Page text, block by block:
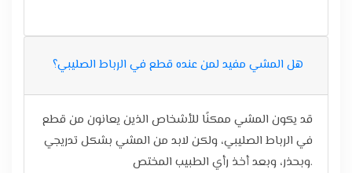
هل المشي مفيد لمن عنده قطع في الرباط الصليبي؟
قد يكون المشي ممكنًا للأشخاص الذين يعانون من قطع
في الرباط الصليبي، ولكن لابد من المشي بشكل تدريجي
وبحذر، وبعد أخذ رأي الطبيب المختص.